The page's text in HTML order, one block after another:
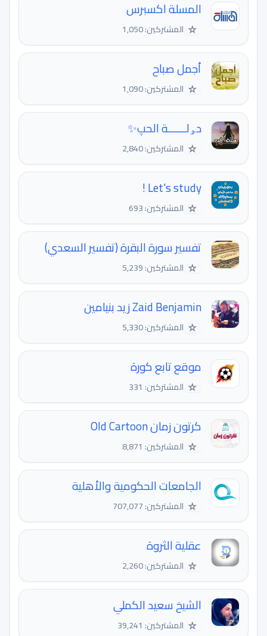
المسلة اكسبرس
☆ المشتركين: 1,050
أجمل صباح
☆ المشتركين: 1,090
دﯡلــــــﺔ الحپ✨
☆ المشتركين: 2,840
Let's study !
☆ المشتركين: 693
تفسير سورة البقرة (تفسير السعدي)
☆ المشتركين: 5,239
Zaid Benjamin زيد بنيامين
☆ المشتركين: 5,330
موقع تابع كورة
☆ المشتركين: 331
كرتون زمان Old Cartoon
☆ المشتركين: 8,871
الجامعات الحكومية والأهلية
☆ المشتركين: 707,077
عقلية الثروة
☆ المشتركين: 2,260
الشيخ سعيد الكملي
☆ المشتركين: 39,241